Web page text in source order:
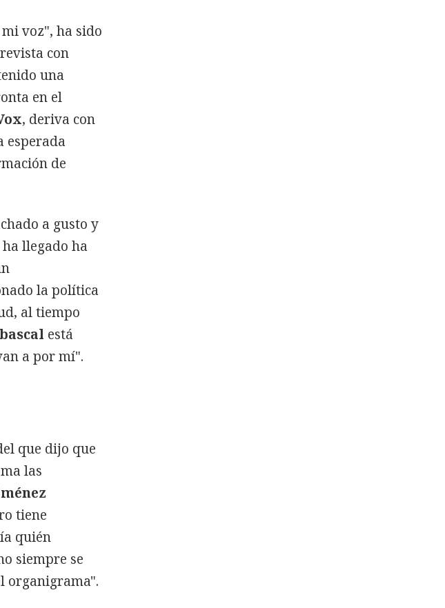
voz", ha sido
con
una
en el
, deriva con
esperada
de
a gusto y
llegado ha
la política
al tiempo
está
a por mí".
que dijo que
las
tiene
quién
siempre se
organigrama".